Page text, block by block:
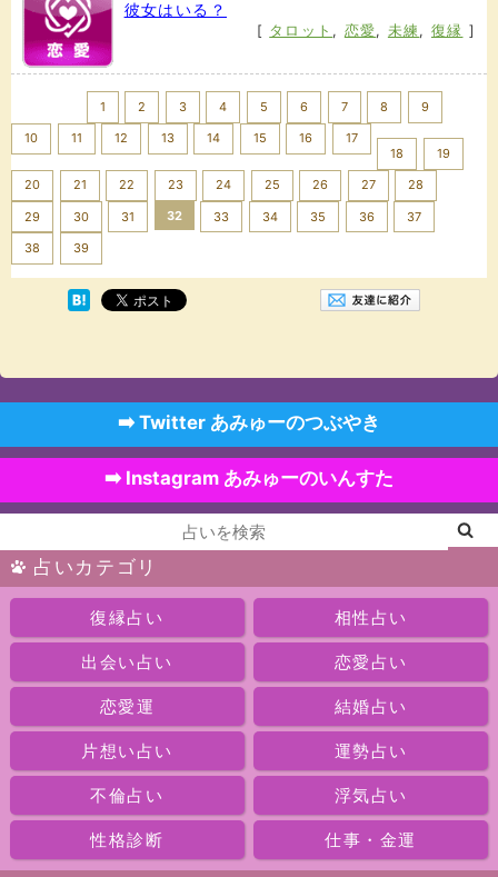
彼女はいる？
[ タロット , 恋愛, 未練 , 復縁 ]
1 2 3 4 5 6 7 8 9
10 11 12 13 14 15 16
17
18
19
20 21 22 23 24 25 26 27 28
29 30 31 32 33 34 35 36 37
38 39
➡️ Twitter あみゅーのつぶやき
➡️ Instagram あみゅーのいんすた
占いカテゴリ
復縁占い 相性占い
出会い占い 恋愛占い
恋愛運 結婚占い
片想い占い 運勢占い
不倫占い 浮気占い
性格診断 仕事・金運